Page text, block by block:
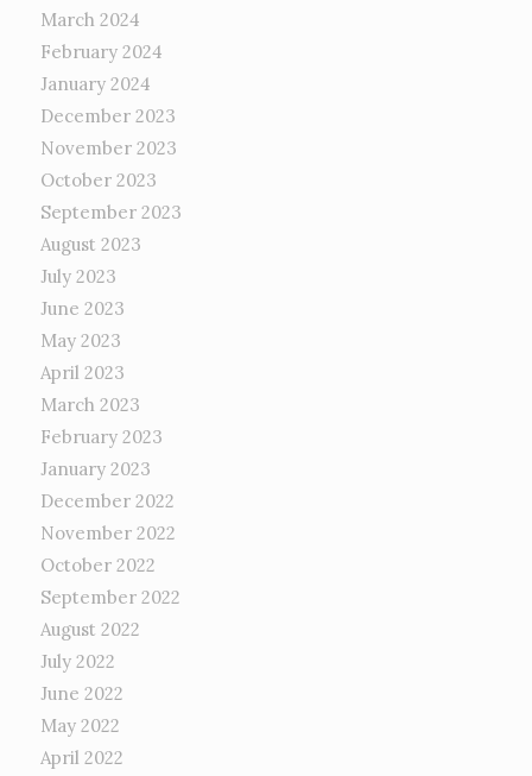
March 2024
February 2024
January 2024
December 2023
November 2023
October 2023
September 2023
August 2023
July 2023
June 2023
May 2023
April 2023
March 2023
February 2023
January 2023
December 2022
November 2022
October 2022
September 2022
August 2022
July 2022
June 2022
May 2022
April 2022